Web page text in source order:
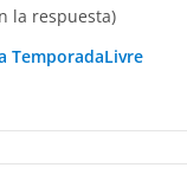
la respuesta)
TemporadaLivre